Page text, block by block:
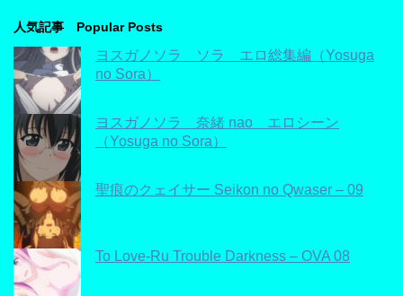
人気記事 Popular Posts
ヨスガノソラ ソラ エロ総集編（Yosuga
no Sora）
ヨスガノソラ 奈緒 nao エロシーン
（Yosuga no Sora）
聖痕のクェイサー Seikon no Qwaser – 09
To Love-Ru Trouble Darkness – OVA 08